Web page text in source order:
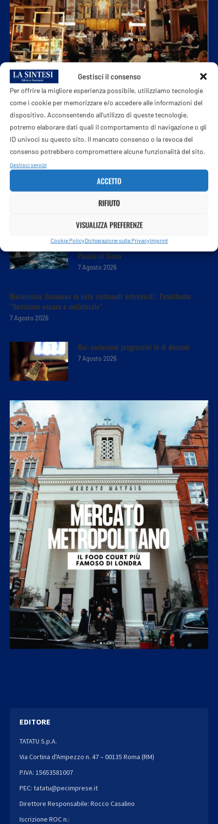
Gestisci il consenso
Per offrire la migliore esperienza possibile, utilizziamo tecnologie
come i cookie per memorizzare e/o accedere alle informazioni del
dispositivo. Acconsentendo all'utilizzo di queste tecnologie,
potremo elaborare dati quali il comportamento di navigazione o gli
ID univoci su questo sito. Il mancato consenso o la revoca del
consenso potrebbero compromettere alcune funzionalità del sito.
Gestisci servizi
ACCETTO
RIFIUTO
VISUALIZZA PREFERENZE
Cookie PolicyDichiarazione sulla PrivacyImprint
L’Arca di Jovanotti salpa da Olbia, una festa
per 25mila persone
7 Agosto 2026
Jovanotti e Alfa portano la loro ‘Buon vento’
sul palco di Olbia
la vendita e resta a bordo di Monte dei
Paschi di Siena
7 Agosto 2026
Bielorussia: Euronews in lista contenuti ‘estremisti’, l’emittente:
“Decisione oscura e unilaterale”
7 Agosto 2026
Rai: variazioni programmi tv di domani
7 Agosto 2026
EDITORE
TATATU S.p.A.
Via Cortina d'Ampezzo n. 47 – 00135 Roma (RM)
P.IVA: 15653581007
PEC: tatatu@pecimprese.it
Direttore Responsabile: Rocco Casalino
Iscrizione ROC n.: